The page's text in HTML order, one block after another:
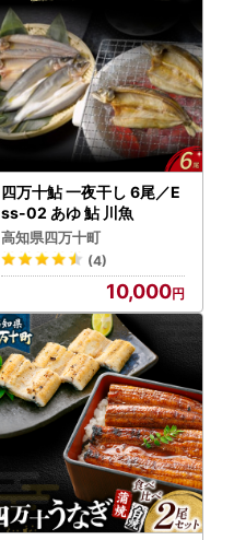
四万十鮎 一夜干し 6尾／E
ss-02 あゆ 鮎 川魚
高知県四万十町
(4)
10,000